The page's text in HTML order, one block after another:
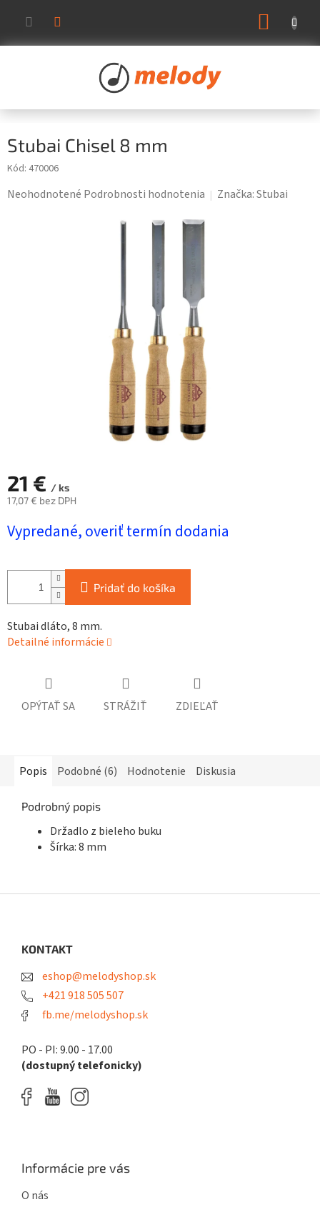
obsah
Stubai Chisel 8 mm
Kód: 470006
Priemerné
Neohodnotené Podrobnosti hodnotenia Značka:Stubai
21 € / ks
17,07 € bez DPH
cena:
Vypredané, overiť termín dodania
Pridať do košíka
Stubai dláto, 8 mm.
Detailné informácie
OPÝTAŤ SA STRÁŽIŤ ZDIEĽAŤ
Popis Podobné (6) Hodnotenie Diskusia
Podrobný popis
Držadlo z bieleho buku
Šírka: 8 mm
KONTAKT
eshop@melodyshop.sk
+421 918 505 507
fb.me/melodyshop.sk
PO - PI: 9.00 - 17.00
(dostupný telefonicky)
Informácie pre vás
O nás